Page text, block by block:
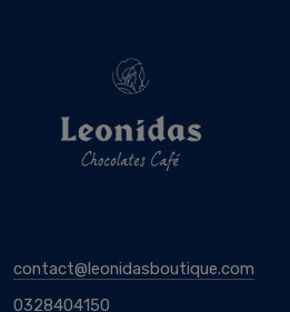
contact@leonidasboutique.com
0328404150